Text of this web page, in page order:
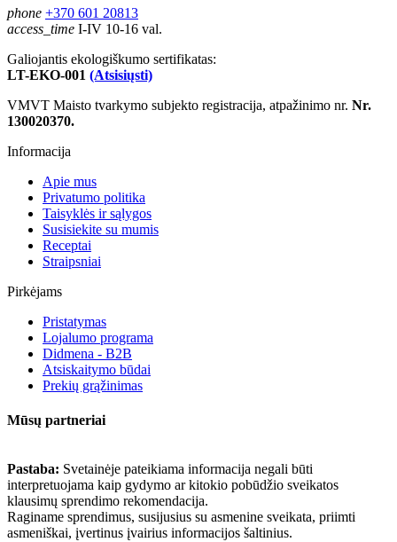
phone +370 601 20813
access_time I-IV 10-16 val.
Galiojantis ekologiškumo sertifikatas:
LT-EKO-001 (Atsisiųsti)
VMVT Maisto tvarkymo subjekto registracija, atpažinimo nr. Nr.
130020370.
Informacija
Apie mus
Privatumo politika
Taisyklės ir sąlygos
Susisiekite su mumis
Receptai
Straipsniai
Pirkėjams
Pristatymas
Lojalumo programa
Didmena - B2B
Atsiskaitymo būdai
Prekių grąžinimas
Mūsų partneriai
Pastaba: Svetainėje pateikiama informacija negali būti
interpretuojama kaip gydymo ar kitokio pobūdžio sveikatos
klausimų sprendimo rekomendacija.
Raginame sprendimus, susijusius su asmenine sveikata, priimti
asmeniškai, įvertinus įvairius informacijos šaltinius.